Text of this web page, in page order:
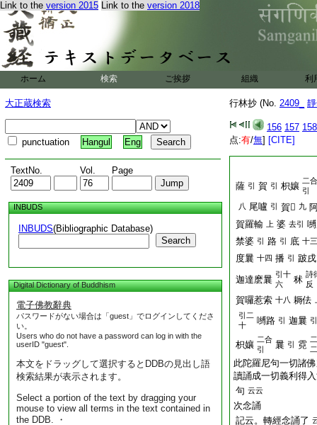
Link to the version 2015 Link to the version 2018
ホーム 検索 ご挨拶 組織 利
大正蔵検索
punctuation Hangul Eng
TextNo. Vol. Page
INBUDS
INBUDS(Bibliographic Database)
Search
Digital Dictionary of Buddhism
電子佛教辭典
パスワードがない場合は「guest」でログインしてくださ
い。
Users who do not have a password can log in with the
userID "guest".
本文をドラッグして選択するとDDBの見出し語
検索結果が表示されます。
Select a portion of the text by dragging your
mouse to view all terms in the text contained in
the DDB. ・
行林抄 (No. 2409_
156 157 158
点:有/無] [CITE]
薩 引 賀 引 枳孃 二合
引
八 尾嚧 引 賀𩕳 九
賀羅輸
上 婆 去引
禁婆 引 路 引 底 十三
度曩 十四 播 引 跛戌
迦達麽曩 引十
六
秫 詩
反
賀囉惹索 十八 耨佉
引二
十
嚩路 引 迦曩 引
枳孃 二合
引
曩 引 霓 二
此陀羅尼句一切諸
讀誦成一切義利得
句 云云
次念誦
記云。轉經念誦了